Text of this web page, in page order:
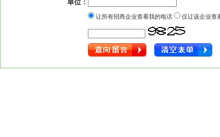
单位：
让所有招商企业查看我的电话 仅让该企业查